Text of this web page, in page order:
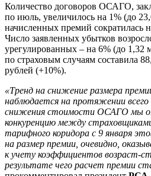
Количество договоров ОСАГО,
по июль, увеличилось на 1% (до
начисленных премий сократилась
Число заявленных убытков
урегулированных – на 6% (до
по страховым случаям составила
рублей (+10%).
«Тренд на снижение размера
наблюдается на протяжении всего
снижения стоимости ОСАГО мы
конкуренцию между
тарифного коридора с 9 января
на размер премии, очевидно,
к учету коэффициентов возраст-
результате чего расчет премии